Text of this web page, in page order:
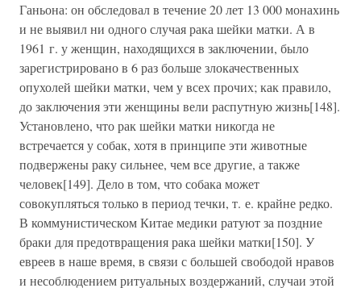
Ганьона: он обследовал в течение 20 лет 13 000 монахинь
и не выявил ни одного случая рака шейки матки. А в
1961 г. у женщин, находящихся в заключении, было
зарегистрировано в 6 раз больше злокачественных
опухолей шейки матки, чем у всех прочих; как правило,
до заключения эти женщины вели распутную жизнь[148].
Установлено, что рак шейки матки никогда не
встречается у собак, хотя в принципе эти животные
подвержены раку сильнее, чем все другие, а также
человек[149]. Дело в том, что собака может
совокупляться только в период течки, т. е. крайне редко.
В коммунистическом Китае медики ратуют за поздние
браки для предотвращения рака шейки матки[150]. У
евреев в наше время, в связи с большей свободой нравов
и несоблюдением ритуальных воздержаний, случаи этой